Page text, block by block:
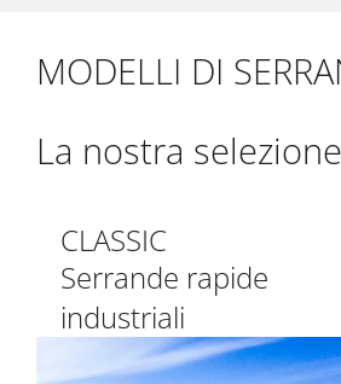
MODELLI DI
La nostra
CLASSIC
Serrande rapide
industriali